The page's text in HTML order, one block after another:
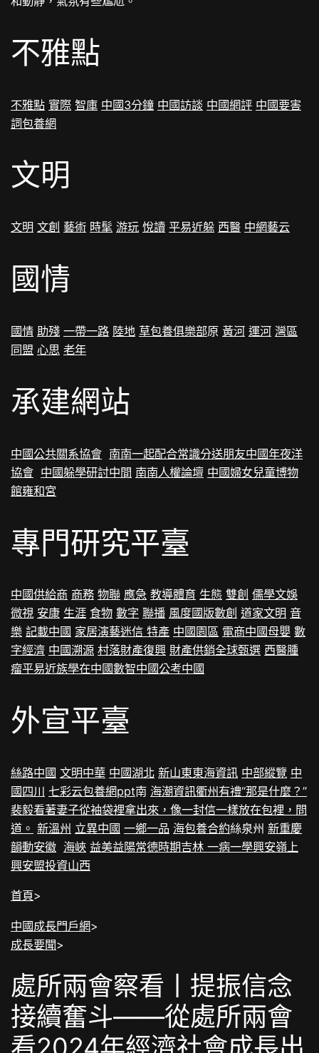
不雅點
不雅點 實際 智庫 中國3分鐘 中國訪談 中國網評 中國要害
詞包養網
文明
文明 文創 藝術 時髦 游玩 悅讀 平易近躲 西醫 中網藝云
國情
國情 助殘 一帶一路 陸地 草包養俱樂部原 黃河 運河 灣區
同盟 心思 老年
承建網站
中國公共關系協會 南南一起配合常識分送朋友中國年夜洋
協會 中國躲學研討中間 南南人權論壇 中國婦女兒童博物
館雍和宮
專門研究平臺
中國供給商 商務 物聯 應急 教導體育 生態 雙創 儒學文娛
微視 安康 生涯 食物 數字 聯播 風度國版數創 道家文明 音
樂 記載中國 家居演藝迷信特產 中國園區 電商中國母嬰 數
字經濟 中國溯源 村落財產復興 財產供銷全球甄選 西醫腫
瘤平易近族學在中國數智中國公考中國
外宣平臺
絲路中國 文明中華 中國湖北 新山東東海資訊 中部縱覽 中
國四川 七彩云包養網ppt南 海潮資訊衢州有禮“那是什麼？”
裴毅看著妻子從袖袋裡拿出來，像一封信一樣放在包裡，問
道。 新溫州 立異中國 一鄉一品 海包養合約絲泉州新重慶
韻動安徽 海峽 益美益陽常德時期吉林一病一學興安嶺上
興安盟投資山西
首頁>
中國成長門戶網>
成長要聞>
處所兩會察看丨提振信念
接續奮斗——從處所兩會